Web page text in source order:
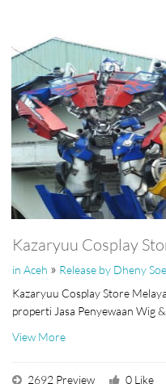
Kazaryuu Cosplay
in Aceh » Release by Dheny
Kazaryuu Cosplay Store
properti Jasa Penyewaan Wig
View More
2692 Preview 0 Like